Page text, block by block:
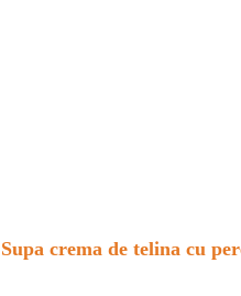
Supa crema de telina cu